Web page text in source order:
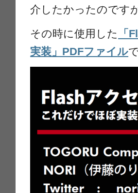
介したかったのです
その時に使用した
「
実装」PDFファイル